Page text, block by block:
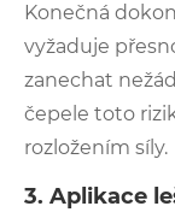
Konečná
vyžaduje
zanechat
čepele toto
rozložením síly.
3. Aplikace